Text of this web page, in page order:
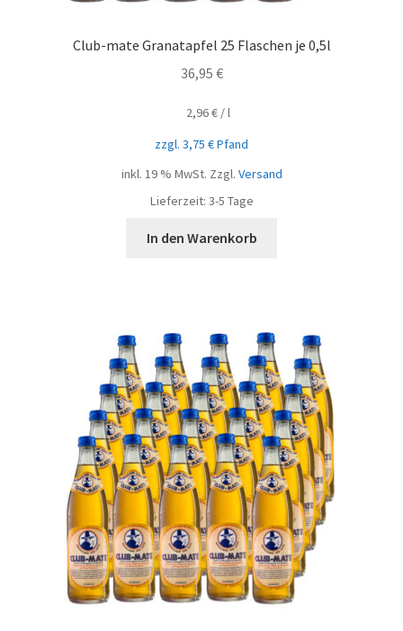
Club-mate Granatapfel 25 Flaschen je 0,5l
36,95 €
2,96€/l
zzgl. 3,75 €Pfand
inkl. 19 % MwSt. Zzgl. Versand
Lieferzeit: 3-5 Tage
In den Warenkorb